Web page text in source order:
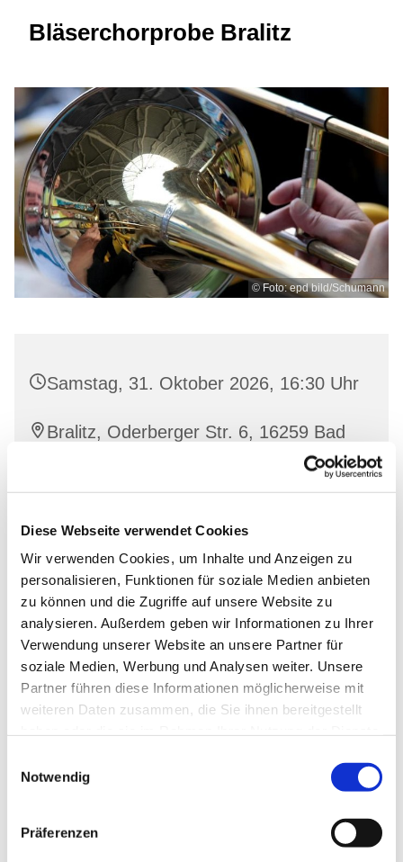
Diese Webseite verwendet Cookies
Wir verwenden Cookies, um Inhalte und Anzeigen zu
personalisieren, Funktionen für soziale Medien anbieten
zu können und die Zugriffe auf unsere Website zu
analysieren. Außerdem geben wir Informationen zu Ihrer
Verwendung unserer Website an unsere Partner für
soziale Medien, Werbung und Analysen weiter. Unsere
Partner führen diese Informationen möglicherweise mit
weiteren Daten zusammen, die Sie ihnen bereitgestellt
Notwendig
Präferenzen
Bläserchorprobe Bralitz
© Foto: epd bild/Schumann
Samstag, 31. Oktober 2026, 16:30 Uhr
Bralitz, Oderberger Str. 6, 16259 Bad
Interessierte sind herzlich willkommen!